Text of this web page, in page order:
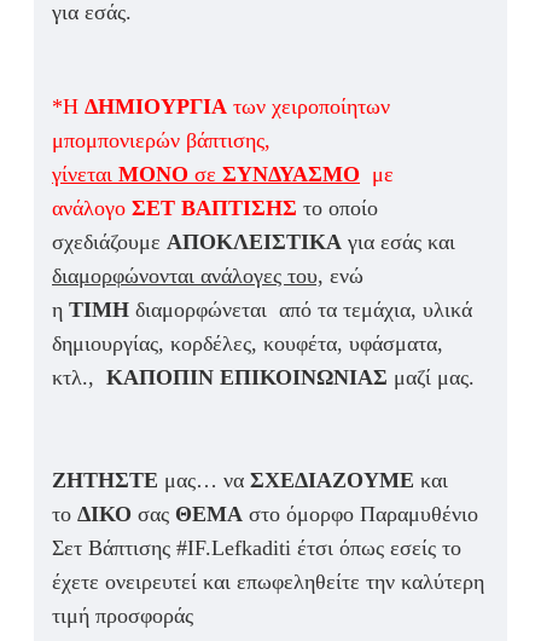
για εσάς.
*Η ΔΗΜΙΟΥΡΓΙΑ των χειροποίητων
μπομπονιερών βάπτισης,
γίνεται ΜΟΝΟ σε ΣΥΝΔΥΑΣΜΟ με
ανάλογο ΣΕΤ ΒΑΠΤΙΣΗΣ το οποίο
σχεδιάζουμε ΑΠΟΚΛΕΙΣΤΙΚΑ για εσάς και
διαμορφώνονται ανάλογες του, ενώ
η ΤΙΜΗ διαμορφώνεται από τα τεμάχια, υλικά
δημιουργίας, κορδέλες, κουφέτα, υφάσματα,
κτλ., ΚΑΠΟΠΙΝ ΕΠΙΚΟΙΝΩΝΙΑΣ μαζί μας.
ΖΗΤΗΣΤΕ μας… να ΣΧΕΔΙΑΖΟΥΜΕ και
το ΔΙΚΟ σας ΘΕΜΑ στο όμορφο Παραμυθένιο
Σετ Βάπτισης #IF.Lefkaditi έτσι όπως εσείς το
έχετε ονειρευτεί και επωφεληθείτε την καλύτερη
τιμή προσφοράς